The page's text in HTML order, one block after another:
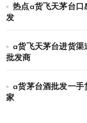
热点a货飞天茅台口
发
a货飞天茅台进货渠
批发商
a货茅台酒批发一手
家